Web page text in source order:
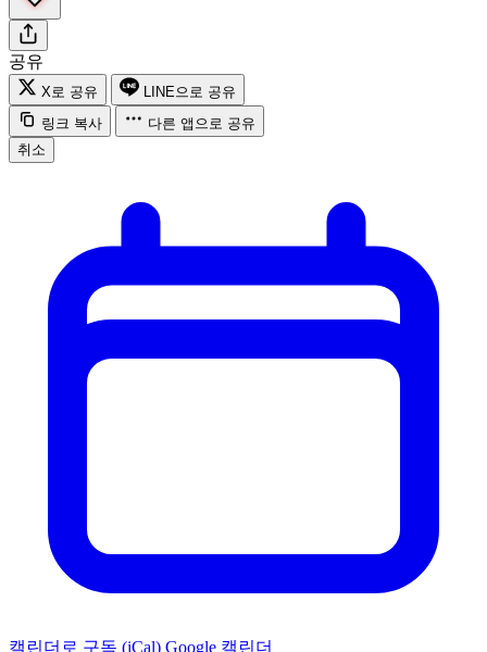
공유
X로 공유
LINE으로 공유
링크 복사
다른 앱으로 공유
취소
캘린더로 구독 (iCal) Google 캘린더